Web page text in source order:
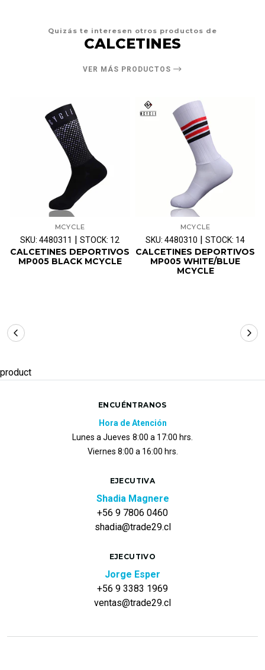
Quizás te interesen otros productos de
CALCETINES
VER MÁS PRODUCTOS
MCYCLE
SKU: 4480311 STOCK: 12
CALCETINES DEPORTIVOS
MP005 BLACK MCYCLE
MCYCLE
SKU: 4480310 STOCK: 14
CALCETINES DEPORTIVOS
MP005 WHITE/BLUE
MCYCLE
product
ENCUÉNTRANOS
Hora de Atención
Lunes a Jueves 8:00 a 17:00 hrs.
Viernes 8:00 a 16:00 hrs.
EJECUTIVA
Shadia Magnere
+56 9 7806 0460
shadia@trade29.cl
EJECUTIVO
Jorge Esper
+56 9 3383 1969
ventas@trade29.cl